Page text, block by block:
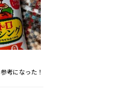
参考になった！